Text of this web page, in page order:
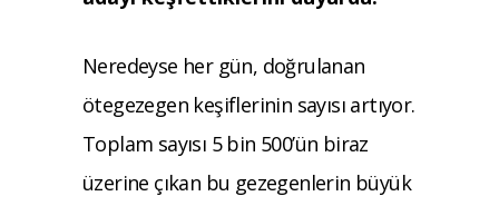
Neredeyse her gün, doğrulanan
ötegezegen keşiflerinin sayısı artıyor.
Toplam sayısı 5 bin 500’ün biraz
üzerine çıkan bu gezegenlerin büyük